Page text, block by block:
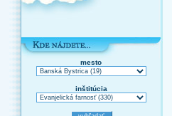
mesto
inštitúcia